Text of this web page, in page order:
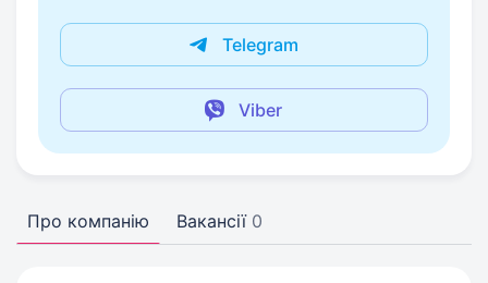
Telegram
Viber
Про компанію Вакансії 0